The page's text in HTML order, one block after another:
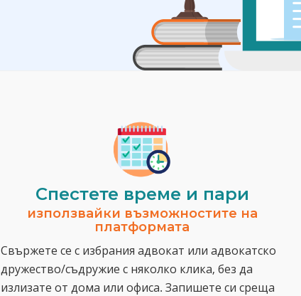
Спестeте време и пари
използвайки възможностите на
платформата
Свържете се с избрания адвокат или адвокатско
дружество/съдружие с няколко клика, без да
излизате от дома или офиса. Запишете си среща